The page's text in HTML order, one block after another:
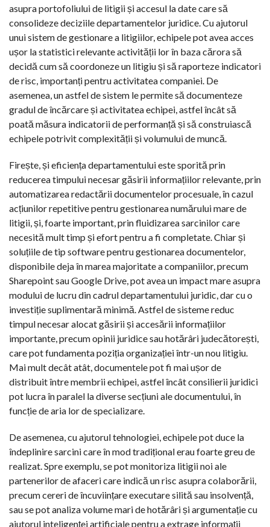
asupra portofoliului de litigii și accesul la date care să
consolideze deciziile departamentelor juridice. Cu ajutorul
unui sistem de gestionare a litigiilor, echipele pot avea acces
ușor la statistici relevante activității lor în baza cărora să
decidă cum să coordoneze un litigiu și să raporteze indicatori
de risc, importanți pentru activitatea companiei. De
asemenea, un astfel de sistem le permite să documenteze
gradul de încărcare și activitatea echipei, astfel încât să
poată măsura indicatorii de performanță și să construiască
echipele potrivit complexității și volumului de muncă.
Firește, și eficiența departamentului este sporită prin
reducerea timpului necesar găsirii informațiilor relevante, prin
automatizarea redactării documentelor procesuale, în cazul
acțiunilor repetitive pentru gestionarea numărului mare de
litigii, și, foarte important, prin fluidizarea sarcinilor care
necesită mult timp și efort pentru a fi completate. Chiar și
soluțiile de tip software pentru gestionarea documentelor,
disponibile deja în marea majoritate a companiilor, precum
Sharepoint sau Google Drive, pot avea un impact mare asupra
modului de lucru din cadrul departamentului juridic, dar cu o
investiție suplimentară minimă. Astfel de sisteme reduc
timpul necesar alocat găsirii și accesării informațiilor
importante, precum opinii juridice sau hotărâri judecătorești,
care pot fundamenta poziția organizației într-un nou litigiu.
Mai mult decât atât, documentele pot fi mai ușor de
distribuit între membrii echipei, astfel încât consilierii juridici
pot lucra în paralel la diverse secțiuni ale documentului, în
funcție de aria lor de specializare.
De asemenea, cu ajutorul tehnologiei, echipele pot duce la
îndeplinire sarcini care în mod tradițional erau foarte greu de
realizat. Spre exemplu, se pot monitoriza litigii noi ale
partenerilor de afaceri care indică un risc asupra colaborării,
precum cereri de încuviințare executare silită sau insolvență,
sau se pot analiza volume mari de hotărâri și argumentație cu
ajutorul inteligenței artificiale pentru a extrage informații